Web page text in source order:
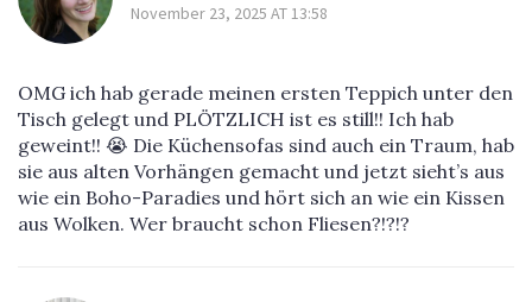
November 23, 2025 AT 13:58
OMG ich hab gerade meinen ersten Teppich unter den
Tisch gelegt und PLÖTZLICH ist es still!! Ich hab
geweint!! 😭 Die Küchensofas sind auch ein Traum, hab
sie aus alten Vorhängen gemacht und jetzt sieht’s aus
wie ein Boho-Paradies und hört sich an wie ein Kissen
aus Wolken. Wer braucht schon Fliesen?!?!?